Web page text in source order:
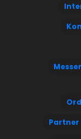
Partner